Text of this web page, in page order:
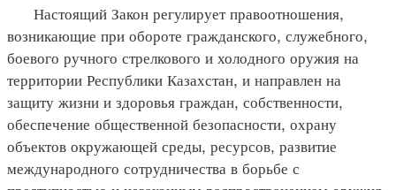
Настоящий Закон регулирует правоотношения,
возникающие при обороте гражданского, служебного,
боевого ручного стрелкового и холодного оружия на
территории Республики Казахстан, и направлен на
защиту жизни и здоровья граждан, собственности,
обеспечение общественной безопасности, охрану
объектов окружающей среды, ресурсов, развитие
международного сотрудничества в борьбе с